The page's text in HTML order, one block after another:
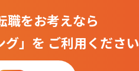
職をお考えなら
グ」を ご利用ください